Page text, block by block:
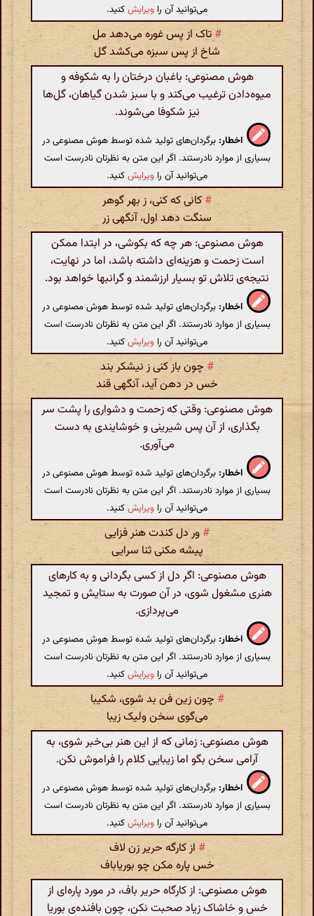
می‌توانید آن را ویرایشکنید.
# تاک از پس غوره‌ می‌دهد مل
شاخ از پس سبزه می‌کشد گل
هوش مصنوعی: باغبان درختان را به شکوفه و
میوه‌دادن ترغیب می‌کند و با سبز شدن گیاهان، گل‌ها
نیز شکوفا می‌شوند.
اخطار: برگردان‌های تولید شده توسط هوش مصنوعی در
بسیاری از موارد نادرستند. اگر این متن به نظرتان نادرست است
می‌توانید آن را ویرایشکنید.
#کانی که کنی، ز بهر گوهر
سنگت دهد اول، آنگهی زر
هوش مصنوعی: هر چه که بکوشی، در ابتدا ممکن
است زحمت و هزینه‌ای داشته باشد، اما در نهایت،
نتیجه‌ی تلاش تو بسیار ارزشمند و گرانبها خواهد بود.
اخطار: برگردان‌های تولید شده توسط هوش مصنوعی در
بسیاری از موارد نادرستند. اگر این متن به نظرتان نادرست است
می‌توانید آن را ویرایشکنید.
# چون باز کنی ز نیشکر بند
خس در دهن آید، آنگهی قند
هوش مصنوعی: وقتی که زحمت و دشواری را پشت سر
بگذاری، از آن پس شیرینی و خوشایندی به دست
می‌آوری.
اخطار: برگردان‌های تولید شده توسط هوش مصنوعی در
بسیاری از موارد نادرستند. اگر این متن به نظرتان نادرست است
می‌توانید آن را ویرایشکنید.
# ور دل کندت هنر فزایی
پیشه مکنی ثنا سرایی
هوش مصنوعی: اگر دل از کسی بگردانی و به کارهای
هنری مشغول شوی، در آن صورت به ستایش و تمجید
می‌پردازی.
اخطار: برگردان‌های تولید شده توسط هوش مصنوعی در
بسیاری از موارد نادرستند. اگر این متن به نظرتان نادرست است
می‌توانید آن را ویرایشکنید.
# چون زین فن بد شوی، شکیبا
می‌گوی سخن ولیک زیبا
هوش مصنوعی: زمانی که از این هنر بی‌خبر شوی، به
آرامی سخن بگو اما زیبایی کلام را فراموش نکن.
اخطار: برگردان‌های تولید شده توسط هوش مصنوعی در
بسیاری از موارد نادرستند. اگر این متن به نظرتان نادرست است
می‌توانید آن را ویرایشکنید.
# از کارگه حریر زن لاف
خس پاره مکن چو بوریا‌باف
هوش مصنوعی: از کارگاه حریر باف، در مورد پاره‌ای از
خس و خاشاک زیاد صحبت نکن، چون بافنده‌ی بوریا